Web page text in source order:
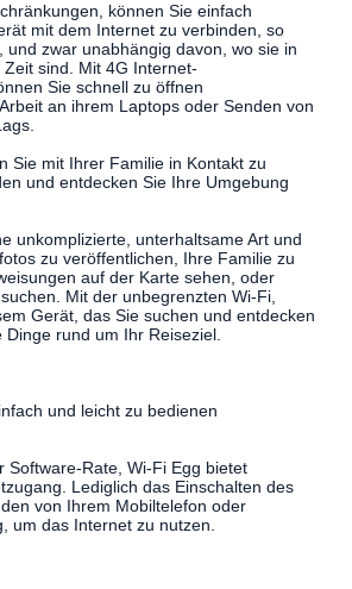
können Sie einfach
mit dem Internet zu verbinden, so
und zwar unabhängig davon, wo sie in
sind. Mit 4G Internet-
Sie schnell zu öffnen
an ihrem Laptops oder Senden von
Sie mit Ihrer Familie in Kontakt zu
und entdecken Sie Ihre Umgebung
unkomplizierte, unterhaltsame Art und
zu veröffentlichen, Ihre Familie zu
auf der Karte sehen, oder
Mit der unbegrenzten Wi-Fi,
Gerät, das Sie suchen und entdecken
rund um Ihr Reiseziel.
und leicht zu bedienen
Software-Rate, Wi-Fi Egg bietet
Lediglich das Einschalten des
von Ihrem Mobiltelefon oder
um das Internet zu nutzen.